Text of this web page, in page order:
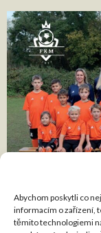
Abychom poskytli co
informacím o zařízení,
těmito technologiemi